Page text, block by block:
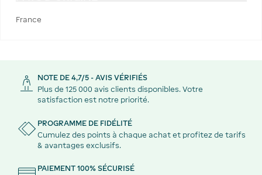
France
NOTE DE 4,7/5 - AVIS VÉRIFIÉS
Plus de 125 000 avis clients disponibles. Votre
satisfaction est notre priorité.
PROGRAMME DE FIDÉLITÉ
Cumulez des points à chaque achat et profitez de tarifs
& avantages exclusifs.
PAIEMENT 100% SÉCURISÉ